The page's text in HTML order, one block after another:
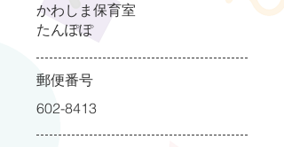
かわしま保育室
たんぽぽ
郵便番号
602-8413